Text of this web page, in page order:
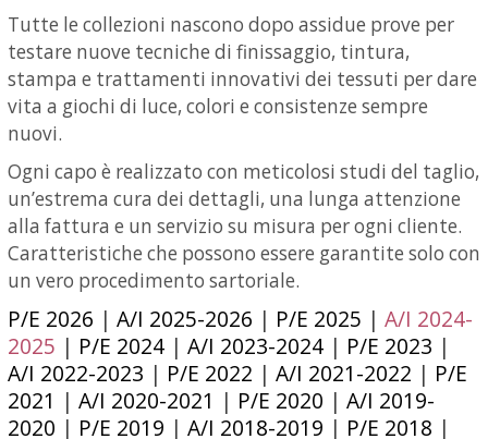
Tutte le collezioni nascono dopo assidue prove per
testare nuove tecniche di finissaggio, tintura,
stampa e trattamenti innovativi dei tessuti per dare
vita a giochi di luce, colori e consistenze sempre
nuovi.
Ogni capo è realizzato con meticolosi studi del taglio,
un’estrema cura dei dettagli, una lunga attenzione
alla fattura e un servizio su misura per ogni cliente.
Caratteristiche che possono essere garantite solo con
un vero procedimento sartoriale.
P/E 2026 | A/I 2025-2026 | P/E 2025 | A/I 2024-
2025 | P/E 2024 | A/I 2023-2024 | P/E 2023 |
A/I 2022-2023 | P/E 2022 | A/I 2021-2022 | P/E
2021 | A/I 2020-2021 | P/E 2020 | A/I 2019-
2020 | P/E 2019 | A/I 2018-2019 | P/E 2018 |